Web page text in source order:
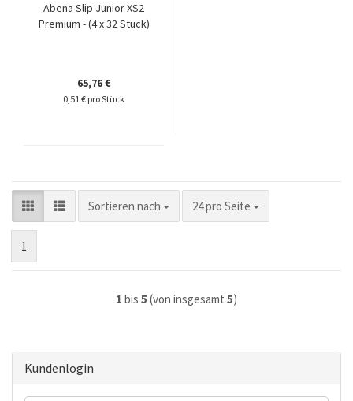
Abena Slip Junior XS2
Premium - (4 x 32 Stück)
65,76 €
0,51 € pro Stück
Sortieren nach
Sortieren nach 24 pro Seite
pro Seite
1
1 bis 5 (von insgesamt 5)
Kundenlogin